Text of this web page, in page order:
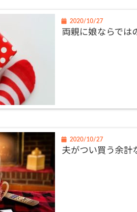
2020/10/27
両親に娘ならでは
2020/10/27
夫がつい買う余計